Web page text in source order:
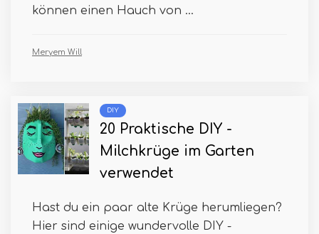
können einen Hauch von ...
Meryem Will
DIY
20 Praktische DIY -
Milchkrüge im Garten
verwendet
Hast du ein paar alte Krüge herumliegen?
Hier sind einige wundervolle DIY -